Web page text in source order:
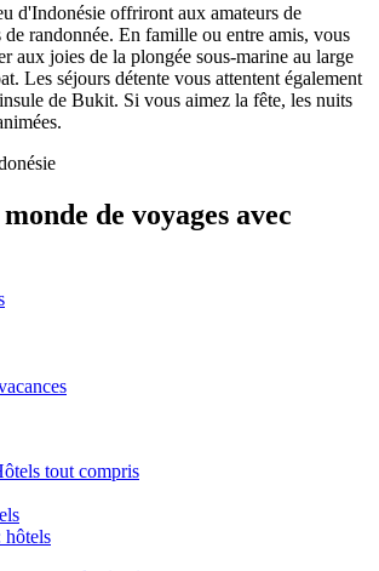
d'Indonésie offriront aux amateurs de
de randonnée. En famille ou entre amis, vous
aux joies de la plongée sous-marine au large
Les séjours détente vous attentent également
de Bukit. Si vous aimez la fête, les nuits
de voyages avec
tout compris
hôtels